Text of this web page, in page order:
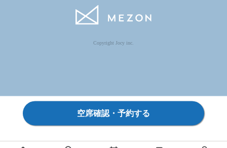
Copyright Jocy inc.
空席確認・予約する